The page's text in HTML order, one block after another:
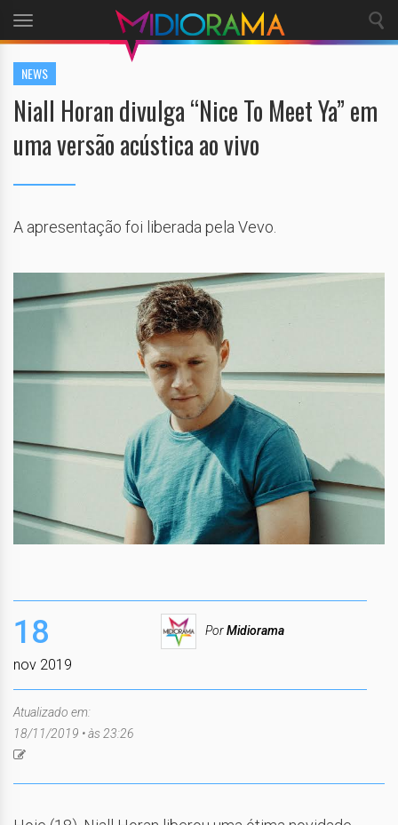
Toggle
navigation
NEWS
Niall Horan divulga “Nice To Meet Ya” em
uma versão acústica ao vivo
A apresentação foi liberada pela Vevo.
18
nov 2019
PorMidiorama
Atualizado em:
18/11/2019 • às 23:26